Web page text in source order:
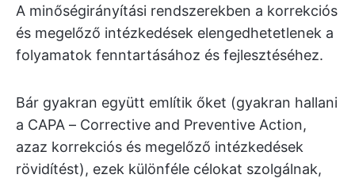
A minőségirányítási rendszerekben a korrekciós
és megelőző intézkedések elengedhetetlenek a
folyamatok fenntartásához és fejlesztéséhez.
Bár gyakran együtt említik őket (gyakran hallani
a CAPA – Corrective and Preventive Action,
azaz korrekciós és megelőző intézkedések
rövidítést), ezek különféle célokat szolgálnak,